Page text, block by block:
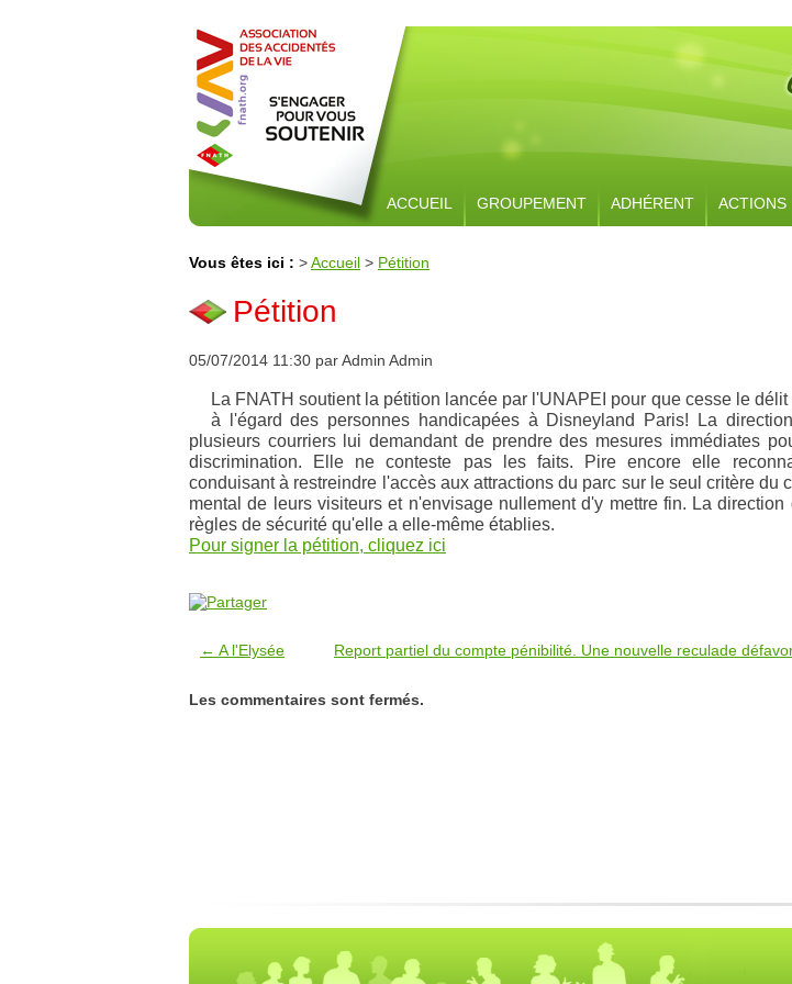
ACCUEIL GROUPEMENT ADHÉRENT ACTIONS
Vous êtes ici : >Accueil > Pétition
Pétition
05/07/2014 11:30 par Admin Admin
La FNATH soutient la pétition lancée par l'UNAPEI pour que cesse le
à l'égard des personnes handicapées à Disneyland Paris! La
plusieurs courriers lui demandant de prendre des mesures immédiates
discrimination. Elle ne conteste pas les faits. Pire encore elle
conduisant à restreindre l'accès aux attractions du parc sur le seul critère du
mental de leurs visiteurs et n'envisage nullement d'y mettre fin. La
règles de sécurité qu'elle a elle-même établies.
Pour signer la pétition, cliquez ici
← A l'Elysée Report partiel du compte pénibilité. Une nouvelle reculade
Les commentaires sont fermés.